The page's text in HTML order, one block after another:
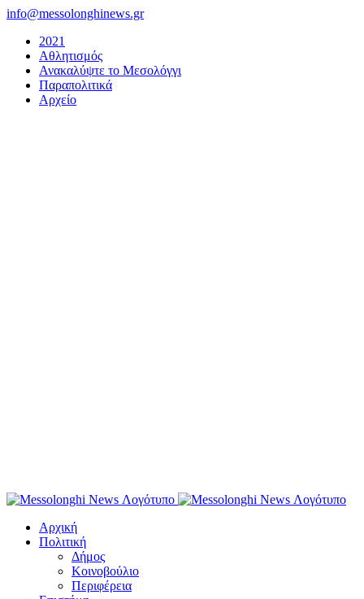
Μετάβαση
περιεχόμενο
info@messolonghinews.gr
2021
Αθλητισμός
Ανακαλύψτε το Μεσολόγγι
Παραπολιτικά
Αρχείο
Αρχική
Πολιτική
Δήμος
Κοινοβούλιο
Περιφέρεια